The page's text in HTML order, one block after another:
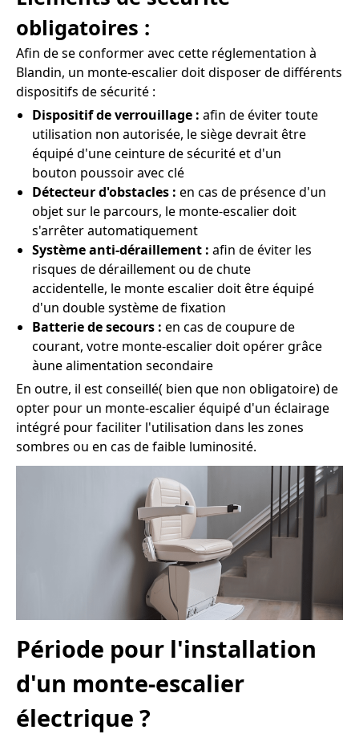
obligatoires :
Afin de se conformer avec cette réglementation à
Blandin, un monte-escalier doit disposer de différents
dispositifs de sécurité :
Dispositif de verrouillage : afin de éviter toute
utilisation non autorisée, le siège devrait être
équipé d'une ceinture de sécurité et d'un
bouton poussoir avec clé
Détecteur d'obstacles : en cas de présence d'un
objet sur le parcours, le monte-escalier doit
s'arrêter automatiquement
Système anti-déraillement : afin de éviter les
risques de déraillement ou de chute
accidentelle, le monte escalier doit être équipé
d'un double système de fixation
Batterie de secours : en cas de coupure de
courant, votre monte-escalier doit opérer grâce
àune alimentation secondaire
En outre, il est conseillé( bien que non obligatoire) de
opter pour un monte-escalier équipé d'un éclairage
intégré pour faciliter l'utilisation dans les zones
sombres ou en cas de faible luminosité.
Période pour l'installation
d'un monte-escalier
électrique ?